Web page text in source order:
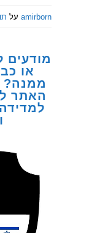
amirborn על
מודעים
או
ממנה?
האתר
למדידה